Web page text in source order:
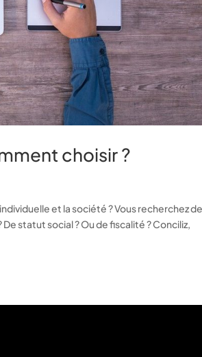
choisir ?
et la société ? Vous recherchez
statut social ? Ou de fiscalité ? Conciliz,